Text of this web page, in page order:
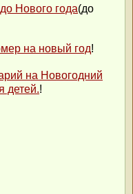
Нового года(до
на новый год!
на Новогодний
детей.!